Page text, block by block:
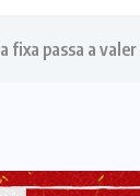
fixa passa a